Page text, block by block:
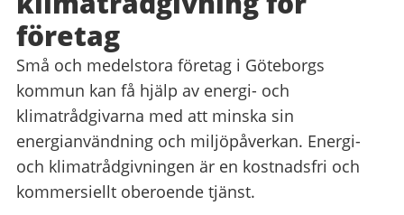
företag
Små och medelstora företag i Göteborgs
kommun kan få hjälp av energi- och
klimatrådgivarna med att minska sin
energianvändning och miljöpåverkan. Energi-
och klimatrådgivningen är en kostnadsfri och
kommersiellt oberoende tjänst.